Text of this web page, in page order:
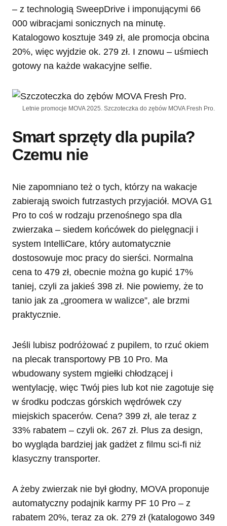
– z technologią SweepDrive i imponującymi 66
000 wibracjami sonicznych na minutę.
Katalogowo kosztuje 349 zł, ale promocja obcina
20%, więc wyjdzie ok. 279 zł. I znowu – uśmiech
gotowy na każde wakacyjne selfie.
Letnie promocje MOVA 2025. Szczoteczka do zębów MOVA Fresh Pro.
Smart sprzęty dla pupila?
Czemu nie
Nie zapomniano też o tych, którzy na wakacje
zabierają swoich futrzastych przyjaciół. MOVA G1
Pro to coś w rodzaju przenośnego spa dla
zwierzaka – siedem końcówek do pielęgnacji i
system IntelliCare, który automatycznie
dostosowuje moc pracy do sierści. Normalna
cena to 479 zł, obecnie można go kupić 17%
taniej, czyli za jakieś 398 zł. Nie powiemy, że to
tanio jak za „groomera w walizce”, ale brzmi
praktycznie.
Jeśli lubisz podróżować z pupilem, to rzuć okiem
na plecak transportowy PB 10 Pro. Ma
wbudowany system mgiełki chłodzącej i
wentylację, więc Twój pies lub kot nie zagotuje się
w środku podczas górskich wędrówek czy
miejskich spacerów. Cena? 399 zł, ale teraz z
33% rabatem – czyli ok. 267 zł. Plus za design,
bo wygląda bardziej jak gadżet z filmu sci-fi niż
klasyczny transporter.
A żeby zwierzak nie był głodny, MOVA proponuje
automatyczny podajnik karmy PF 10 Pro – z
rabatem 20%, teraz za ok. 279 zł (katalogowo 349